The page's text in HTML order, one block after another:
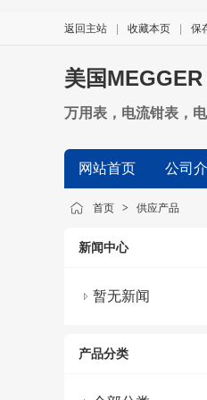
返回主站 收藏本页 保
美国MEGGER
万用表，电流钳表，
网站首页 公司
首页 > 供应产品
新闻中心
暂无新闻
产品分类